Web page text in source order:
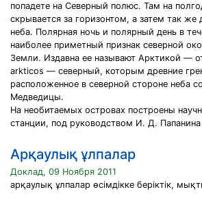
попадете на Северный полюс. Там на
скрывается за горизонтом, а затем так же
неба. Полярная ночь и полярный день в
наиболее приметный признак северной
Земли. Издавна ее называют Арктикой —
arkticos — северный, которым древние
расположенное в северной стороне неба
Медведицы.
На необитаемых островах построены
станции, под руководством И. Д. Папанина
Арқаулық ұлпалар
Доклад, 09 Ноября 2011
арқаулық ұлпалар өсімдікке беріктік,